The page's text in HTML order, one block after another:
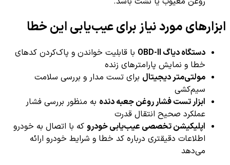
ابزارهای مورد نیاز برای عیب‌یابی این خطا
دستگاه دیاگ OBD-II
با قابلیت خواندن و پاک‌کردن کدهای
خطا و نمایش پارامترهای زنده
مولتی‌متر دیجیتال برای تست مدار و بررسی سلامت
سیم‌کشی
ابزار تست فشار روغن جعبه دنده به منظور بررسی فشار
عملکرد صحیح انتقال قدرت
اپلیکیشن تخصصی عیب‌یابی خودرو که با اتصال به خودرو
اطلاعات دقیقتری درباره کد خطا و شرایط خودرو ارائه
می‌دهد